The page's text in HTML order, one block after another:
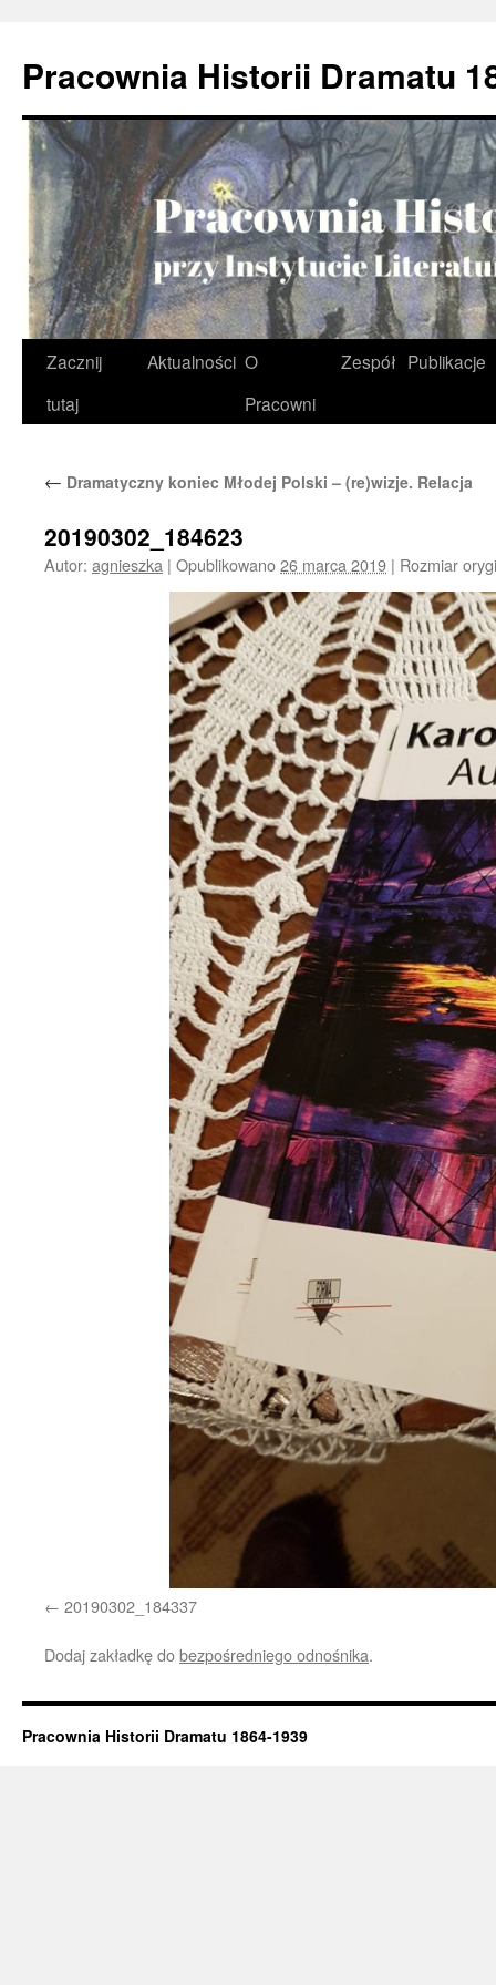
treści
Pracownia Historii Dramatu
Zacznij
tutaj
Aktualności O
Pracowni
Zespół Publikacje
← Dramatyczny koniec Młodej Polski – (re)wizje. Relacja
20190302_184623
Autor: agnieszka | Opublikowano26 marca 2019 | Rozmiar
20190302_184337
Dodaj zakładkę dobezpośredniego odnośnika.
Pracownia Historii Dramatu 1864-1939